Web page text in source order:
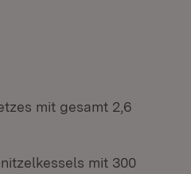
mit gesamt 2,6
mit 300